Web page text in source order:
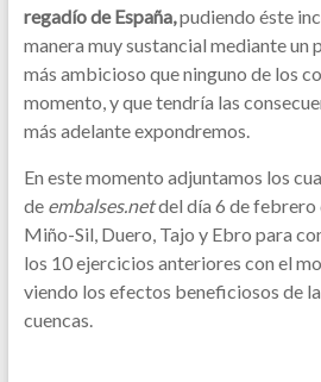
regadío de España,pudiendo éste
manera muy sustancial mediante un
más ambicioso que ninguno de los
momento, y que tendría las
más adelante expondremos.
En este momento adjuntamos los
de embalses.netdel día 6 de febrero
Miño-Sil, Duero, Tajo y Ebro para
los 10 ejercicios anteriores con el
viendo los efectos beneficiosos de
cuencas.